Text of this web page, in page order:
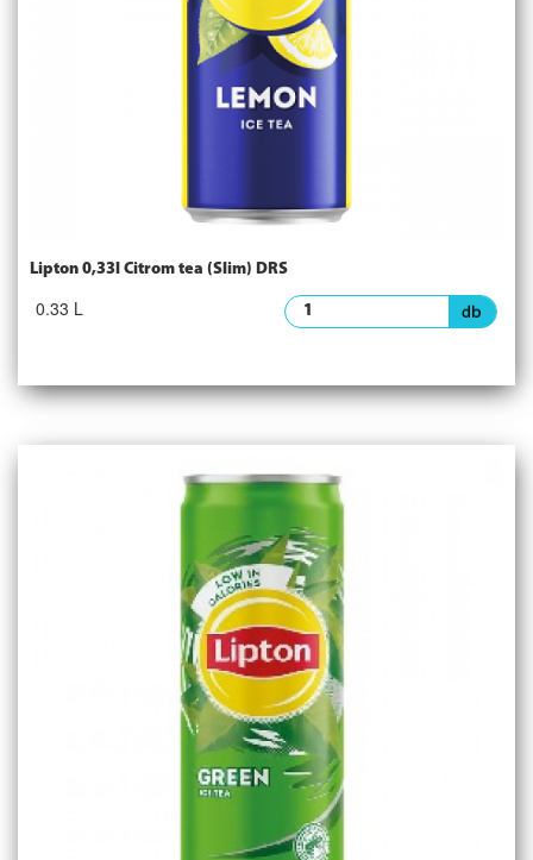
Lipton 0,33l Citrom tea (Slim) DRS
0.33 L